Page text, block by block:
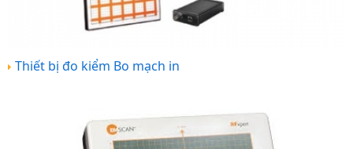
Thiết bị đo kiểm Bo mạch in